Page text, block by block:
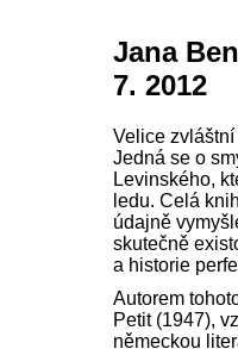
Jana
7. 2012
Velice
Jedná se o
Levinského,
ledu. Celá
údajně
skutečně
a historie
Autorem
Petit (1947),
německou